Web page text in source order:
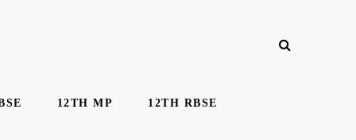
12TH MP 12TH RBSE